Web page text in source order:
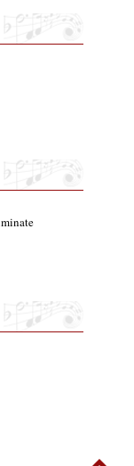
- 84.
1981-
8. rész)